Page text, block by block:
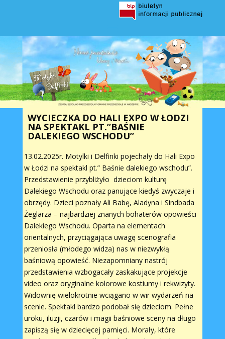
WYCIECZKA DO HALI EXPO W ŁODZI
NA SPEKTAKL PT.”BAŚNIE
DALEKIEGO WSCHODU”
13.02.2025r. Motylki i Delfinki pojechały do Hali Expo
w Łodzi na spektakl pt.” Baśnie dalekiego wschodu”.
Przedstawienie przybliżyło dzieciom kulturę
Dalekiego Wschodu oraz panujące kiedyś zwyczaje i
obrzędy. Dzieci poznały Ali Babę, Aladyna i Sindbada
Żeglarza – najbardziej znanych bohaterów opowieści
Dalekiego Wschodu. Oparta na elementach
orientalnych, przyciągająca uwagę scenografia
przeniosła (młodego widza) nas w niezwykłą
baśniową opowieść. Niezapomniany nastrój
przedstawienia wzbogacały zaskakujące projekcje
video oraz oryginalne kolorowe kostiumy i rekwizyty.
Widownię wielokrotnie wciągano w wir wydarzeń na
scenie. Spektakl bardzo podobał się dzieciom. Pełne
uroku, iluzji, czarów i magii baśniowe sceny na długo
zapiszą się w dziecięcej pamięci. Morały, które